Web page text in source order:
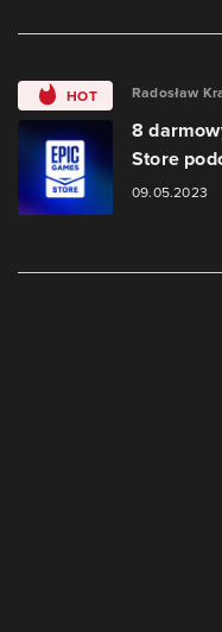
HOT Radosław
8
Store
09.05.2023